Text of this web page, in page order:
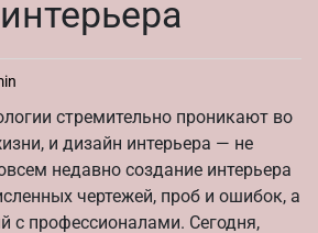
стремительно проникают во
и дизайн интерьера — не
недавно создание интерьера
чертежей, проб и ошибок, а
с профессионалами. Сегодня,